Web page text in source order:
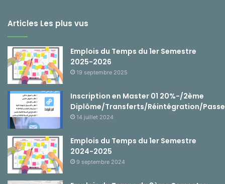
Articles Les plus vus
Emplois du Temps du 1er Semestre
2025-2026
19 septembre 2025
Inscription en Master 01 20%-/2ème
Diplôme/Transferts/Réintégration/
14 juillet 2024
Emplois du Temps du 1er Semestre
2024-2025
9 septembre 2024